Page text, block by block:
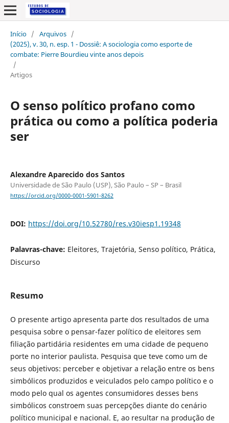
Início / Arquivos /
(2025), v. 30, n. esp. 1 - Dossiê: A sociologia como esporte de
combate: Pierre Bourdieu vinte anos depois
/
Artigos
O senso político profano como
prática ou como a política poderia
ser
Alexandre Aparecido dos Santos
Universidade de São Paulo (USP), São Paulo – SP – Brasil
https://orcid.org/0000-0001-5901-8262
DOI: https://doi.org/10.52780/res.v30iesp1.19348
Palavras-chave: Eleitores, Trajetória, Senso político, Prática,
Discurso
Resumo
O presente artigo apresenta parte dos resultados de uma
pesquisa sobre o pensar-fazer político de eleitores sem
filiação partidária residentes em uma cidade de pequeno
porte no interior paulista. Pesquisa que teve como um de
seus objetivos: perceber e objetivar a relação entre os bens
simbólicos produzidos e veiculados pelo campo político e o
modo pelo qual os agentes consumidores desses bens
simbólicos constroem suas percepções diante do cenário
político municipal e nacional. E, ao resultar na produção de